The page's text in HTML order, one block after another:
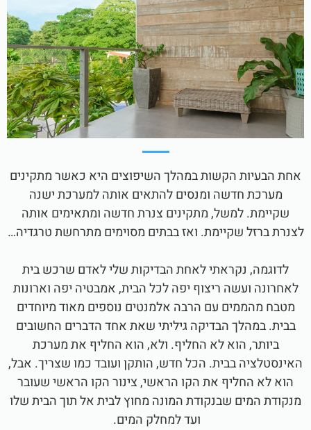
אחת הבעיות הקשות במהלך השיפוצים היא כאשר מתקינים
מערכת חדשה ומנסים להתאים אותה למערכת ישנה
שקיימת. למשל, מתקינים צנרת חדשה ומתאימים אותה
לצנרת ברזל שקיימת. ואז בבתים מסוימים מתרחשת טרגדיה…
לדוגמה, נקראתי לאחת הבדיקות שלי לאדם שרכש בית
לאחרונה ועשה ריצוף יפה לכל הבית, אמבטיה יפה וארונות
מטבח מהממים עם הרבה אלמנטים נוספים מאוד מיוחדים
בבית. במהלך הבדיקה גיליתי שאת אחד הדברים החשובים
ביותר, הוא לא החליף. ולא, הוא החליף את מערכת
האינסטלציה בבית. הכל חדש, הותקן ועובד כמו שצריך. אבל,
הוא לא החליף את הקו הראשי, צינור הקו הראשי שעובר
מנקודת המים שבנקודת המונה מחוץ לבית אל תוך הבית שלו
ועד למחלק המים.